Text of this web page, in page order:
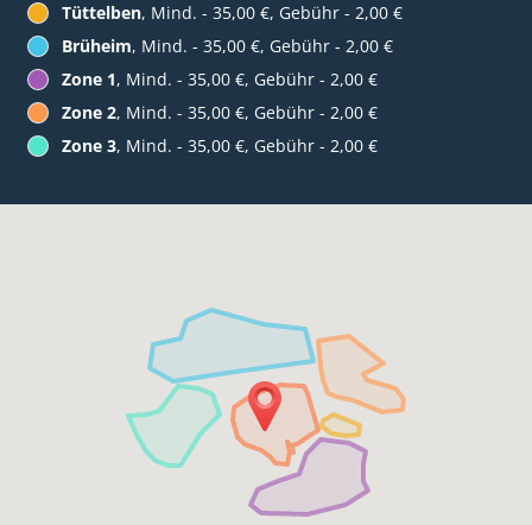
Tüttelben, Mind. - 35,00 €, Gebühr - 2,00 €
Brüheim, Mind. - 35,00 €, Gebühr - 2,00 €
Zone 1, Mind. - 35,00 €, Gebühr - 2,00 €
Zone 2, Mind. - 35,00 €, Gebühr - 2,00 €
Zone 3, Mind. - 35,00 €, Gebühr - 2,00 €